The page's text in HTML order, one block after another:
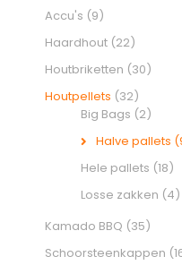
Accu's (9)
Haardhout (22)
Houtbriketten (30)
Houtpellets (32)
Big Bags (2)
Halve pallets
Hele pallets (18)
Losse zakken (4)
Kamado BBQ (35)
Schoorsteenkappen